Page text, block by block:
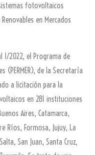
fotovoltaicos
en Mercados
1/2022, el Programa de
(PERMER), de la Secretaría
a licitación para la
en 281 instituciones
Aires, Catamarca,
Ríos, Formosa, Jujuy, La
San Juan, Santa Cruz,